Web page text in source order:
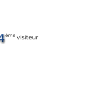
ème visiteur